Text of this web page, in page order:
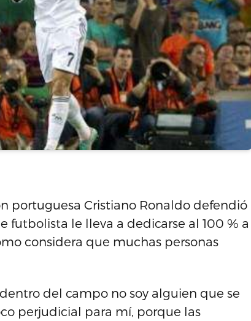
portuguesa Cristiano Ronaldo defendió
futbolista le lleva a dedicarse al 100 % a
considera que muchas personas
del campo no soy alguien que se
perjudicial para mí, porque las